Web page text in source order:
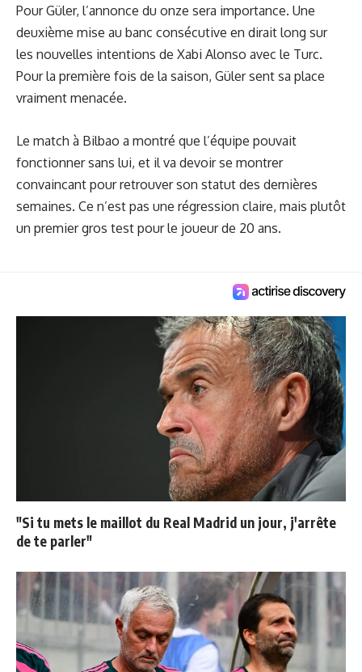
Pour Güler, l’annonce du onze sera importance. Une
deuxième mise au banc consécutive en dirait long sur
les nouvelles intentions de Xabi Alonso avec le Turc.
Pour la première fois de la saison, Güler sent sa place
vraiment menacée.
Le match à Bilbao a montré que l’équipe pouvait
fonctionner sans lui, et il va devoir se montrer
convaincant pour retrouver son statut des dernières
semaines. Ce n’est pas une régression claire, mais plutôt
un premier gros test pour le joueur de 20 ans.
"Si tu mets le maillot du Real Madrid un jour, j'arrête
de te parler"